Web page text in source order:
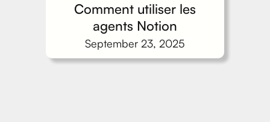
Comment utiliser les
agents Notion
September 23, 2025